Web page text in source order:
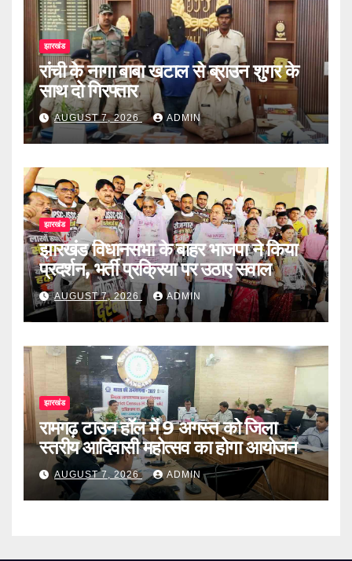
झारखंड
रांची के नागा बाबा खटाल से ब्राउन शुगर के
साथ दो गिरफ्तार
AUGUST 7, 2026 ADMIN
झारखंड
झारखंड विधानसभा के बाहर भाजपा ने किया
प्रदर्शन, भर्ती प्रक्रिया पर उठाए सवाल
AUGUST 7, 2026 ADMIN
झारखंड
रामगढ़ टाउन हॉल में 9 अगस्त को जिला
स्तरीय आदिवासी महोत्सव का होगा आयोजन
AUGUST 7, 2026 ADMIN